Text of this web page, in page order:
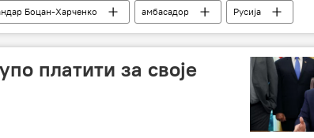
Боцан-Харченко амбасадор Русија
платити за своје